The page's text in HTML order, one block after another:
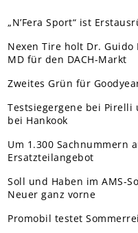
„N’Fera Sport“ ist
Nexen Tire holt Dr. Guido
MD für den DACH-Markt
Zweites Grün für
Testsiegergene bei
bei Hankook
Um 1.300 Sachnummern
Ersatzteilangebot
Soll und Haben im AMS-
Neuer ganz vorne
Promobil testet